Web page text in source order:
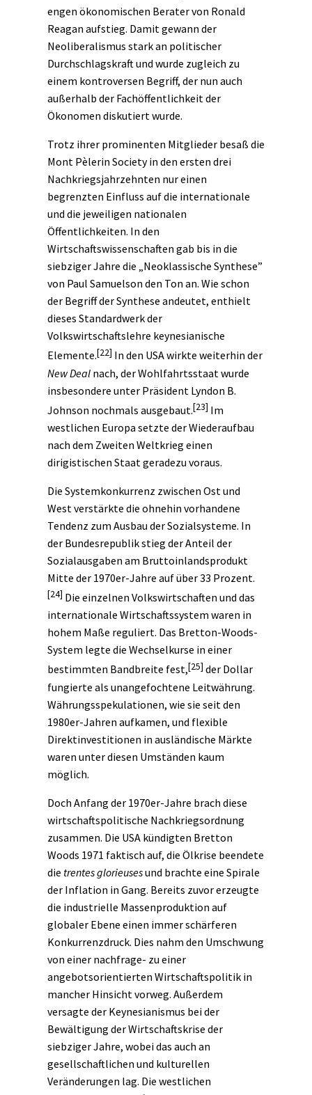
engen ökonomischen Berater von Ronald
Reagan aufstieg. Damit gewann der
Neoliberalismus stark an politischer
Durchschlagskraft und wurde zugleich zu
einem kontroversen Begriff, der nun auch
außerhalb der Fachöffentlichkeit der
Ökonomen diskutiert wurde.
Trotz ihrer prominenten Mitglieder besaß die
Mont Pèlerin Society in den ersten drei
Nachkriegsjahrzehnten nur einen
begrenzten Einfluss auf die internationale
und die jeweiligen nationalen
Öffentlichkeiten. In den
Wirtschaftswissenschaften gab bis in die
siebziger Jahre die „Neoklassische Synthese”
von Paul Samuelson den Ton an. Wie schon
der Begriff der Synthese andeutet, enthielt
dieses Standardwerk der
Volkswirtschaftslehre keynesianische
Elemente.[22] In den USA wirkte weiterhin der
New Deal nach, der Wohlfahrtsstaat wurde
insbesondere unter Präsident Lyndon B.
Johnson nochmals ausgebaut.[23] Im
westlichen Europa setzte der Wiederaufbau
nach dem Zweiten Weltkrieg einen
dirigistischen Staat geradezu voraus.
Die Systemkonkurrenz zwischen Ost und
West verstärkte die ohnehin vorhandene
Tendenz zum Ausbau der Sozialsysteme. In
der Bundesrepublik stieg der Anteil der
Sozialausgaben am Bruttoinlandsprodukt
Mitte der 1970er-Jahre auf über 33 Prozent.
[24] Die einzelnen Volkswirtschaften und das
internationale Wirtschaftssystem waren in
hohem Maße reguliert. Das Bretton-Woods-
System legte die Wechselkurse in einer
bestimmten Bandbreite fest,[25] der Dollar
fungierte als unangefochtene Leitwährung.
Währungsspekulationen, wie sie seit den
1980er-Jahren aufkamen, und flexible
Direktinvestitionen in ausländische Märkte
waren unter diesen Umständen kaum
möglich.
Doch Anfang der 1970er-Jahre brach diese
wirtschaftspolitische Nachkriegsordnung
zusammen. Die USA kündigten Bretton
Woods 1971 faktisch auf, die Ölkrise beendete
die trentes glorieusesund brachte eine Spirale
der Inflation in Gang. Bereits zuvor erzeugte
die industrielle Massenproduktion auf
globaler Ebene einen immer schärferen
Konkurrenzdruck. Dies nahm den Umschwung
von einer nachfrage- zu einer
angebotsorientierten Wirtschaftspolitik in
mancher Hinsicht vorweg. Außerdem
versagte der Keynesianismus bei der
Bewältigung der Wirtschaftskrise der
siebziger Jahre, wobei das auch an
gesellschaftlichen und kulturellen
Veränderungen lag. Die westlichen